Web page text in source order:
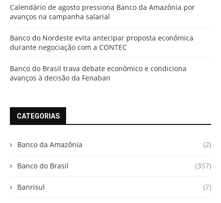
Calendário de agosto pressiona Banco da Amazônia por
avanços na campanha salarial
Banco do Nordeste evita antecipar proposta econômica
durante negociação com a CONTEC
Banco do Brasil trava debate econômico e condiciona
avanços à decisão da Fenaban
CATEGORIAS
Banco da Amazônia (2)
Banco do Brasil (357)
Banrisul (7)